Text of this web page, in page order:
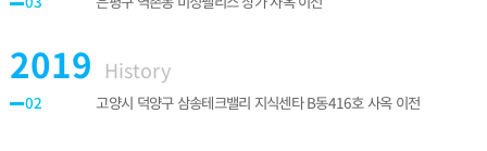
2019 History
02 고양시 덕양구 삼송테크밸리 지식센타 B동416호 사옥 이전